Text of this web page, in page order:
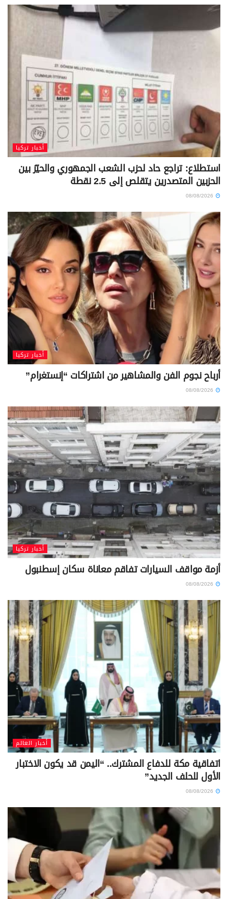
أخبار تركيا
استطلاع: تراجع حاد لحزب الشعب الجمهوري والحيّز بين
الحزبين المتصدرين يتقلص إلى 2.5 نقطة
أخبار تركيا
أرباح نجوم الفن والمشاهير من اشتراكات “إنستغرام”
أخبار تركيا
أزمة مواقف السيارات تفاقم معاناة سكان إسطنبول
أخبار العالم
اتفاقية مكة للدفاع المشترك.. “اليمن قد يكون الاختبار
الأول للحلف الجديد”